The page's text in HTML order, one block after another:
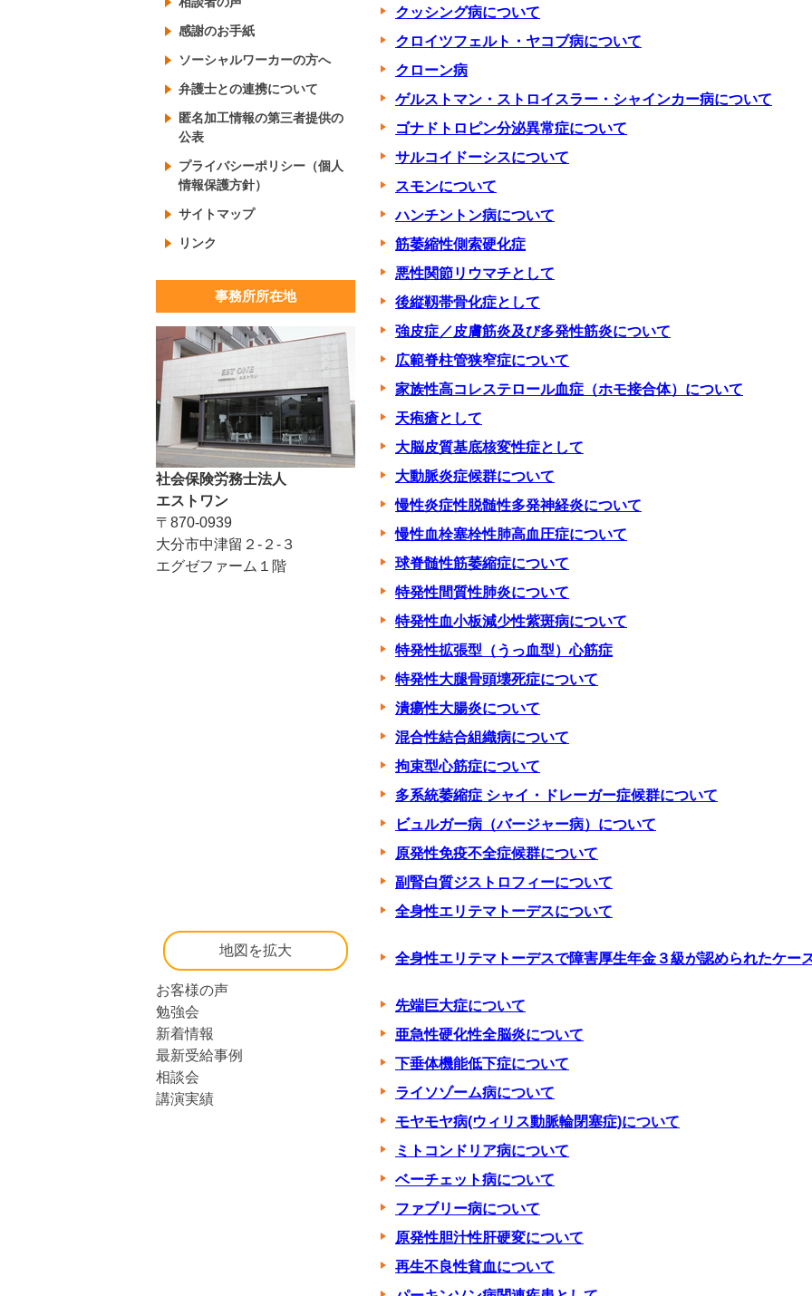
クッシング病について
クロイツフェルト・ヤコブ病について
クローン病
ゲルストマン・ストロイスラー・シャインカー病について
ゴナドトロピン分泌異常症について
サルコイドーシスについて
スモンについて
ハンチントン病について
筋萎縮性側索硬化症
悪性関節リウマチとして
後縦靱帯骨化症として
強皮症／皮膚筋炎及び多発性筋炎について
広範脊柱管狭窄症について
家族性高コレステロール血症（ホモ接合体）について
天疱瘡として
大脳皮質基底核変性症として
大動脈炎症候群について
慢性炎症性脱髄性多発神経炎について
慢性血栓塞栓性肺高血圧症について
球脊髄性筋萎縮症について
特発性間質性肺炎について
特発性血小板減少性紫斑病について
特発性拡張型（うっ血型）心筋症
特発性大腿骨頭壊死症について
潰瘍性大腸炎について
混合性結合組織病について
拘束型心筋症について
多系統萎縮症 シャイ・ドレーガー症候群について
ビュルガー病（バージャー病）について
原発性免疫不全症候群について
副腎白質ジストロフィーについて
全身性エリテマトーデスについて
全身性エリテマトーデスで障害厚生年金３級が認められたケー
先端巨大症について
亜急性硬化性全脳炎について
下垂体機能低下症について
ライソゾーム病について
モヤモヤ病(ウィリス動脈輪閉塞症)について
ミトコンドリア病について
ベーチェット病について
ファブリー病について
原発性胆汁性肝硬変について
再生不良性貧血について
感謝のお手紙
ソーシャルワーカーの方へ
弁護士との連携について
匿名加工情報の第三者提供の
公表
プライバシーポリシー（個人
情報保護方針）
サイトマップ
リンク
事務所所在地
社会保険労務士法人
エストワン
〒870-0939
大分市中津留２-２-３
エグゼファーム１階
地図を拡大
お客様の声
勉強会
新着情報
最新受給事例
相談会
講演実績